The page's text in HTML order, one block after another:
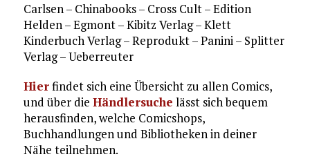
Carlsen – Chinabooks – Cross Cult – Edition
Helden – Egmont – Kibitz Verlag – Klett
Kinderbuch Verlag – Reprodukt – Panini – Splitter
Verlag – Ueberreuter
Hierfindet sich eine Übersicht zu allen Comics,
und über die Händlersuche lässt sich bequem
herausfinden, welche Comicshops,
Buchhandlungen und Bibliotheken in deiner
Nähe teilnehmen.